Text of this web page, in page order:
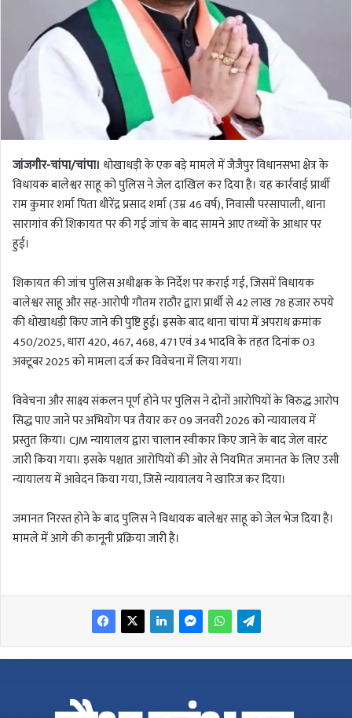
जांजगीर-चांपा/चांपा। धोखाधड़ी के एक बड़े मामले में जैजैपुर विधानसभा क्षेत्र के
विधायक बालेश्वर साहू को पुलिस ने जेल दाखिल कर दिया है। यह कार्रवाई प्रार्थी
राम कुमार शर्मा पिता धीरेंद्र प्रसाद शर्मा (उम्र 46 वर्ष), निवासी परसापाली, थाना
सारागांव की शिकायत पर की गई जांच के बाद सामने आए तथ्यों के आधार पर
हुई।
शिकायत की जांच पुलिस अधीक्षक के निर्देश पर कराई गई, जिसमें विधायक
बालेश्वर साहू और सह-आरोपी गौतम राठौर द्वारा प्रार्थी से 42 लाख 78 हजार रुपये
की धोखाधड़ी किए जाने की पुष्टि हुई। इसके बाद थाना चांपा में अपराध क्रमांक
450/2025, धारा 420, 467, 468, 471 एवं 34 भादवि के तहत दिनांक 03
अक्टूबर 2025 को मामला दर्ज कर विवेचना में लिया गया।
विवेचना और साक्ष्य संकलन पूर्ण होने पर पुलिस ने दोनों आरोपियों के विरुद्ध आरोप
सिद्ध पाए जाने पर अभियोग पत्र तैयार कर 09 जनवरी 2026 को न्यायालय में
प्रस्तुत किया। CJM न्यायालय द्वारा चालान स्वीकार किए जाने के बाद जेल वारंट
जारी किया गया। इसके पश्चात आरोपियों की ओर से नियमित जमानत के लिए उसी
न्यायालय में आवेदन किया गया, जिसे न्यायालय ने खारिज कर दिया।
जमानत निरस्त होने के बाद पुलिस ने विधायक बालेश्वर साहू को जेल भेज दिया है।
मामले में आगे की कानूनी प्रक्रिया जारी है।